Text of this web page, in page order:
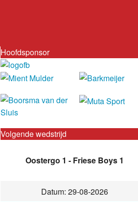
Hoofdsponsor
Volgende wedstrijd
Oostergo 1 - Friese Boys 1
Datum: 29-08-2026